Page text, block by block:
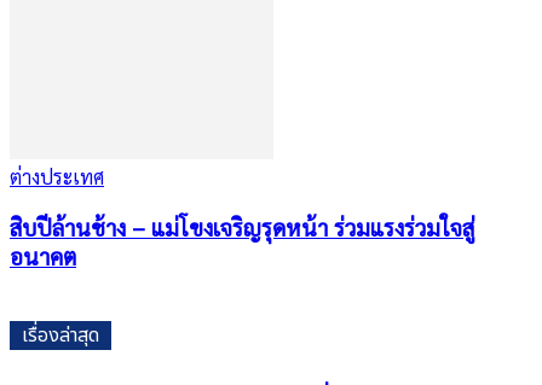
ต่างประเทศ
สิบปีล้านช้าง – แม่โขงเจริญรุดหน้า ร่วมแรงร่วมใจสู่
อนาคต
เรื่องล่าสุด